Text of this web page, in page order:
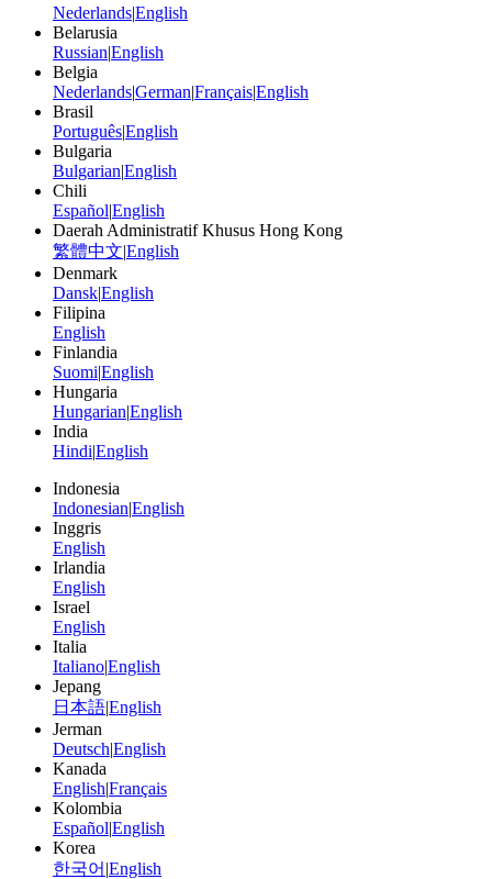
Nederlands|English
Belarusia
Russian|English
Belgia
Nederlands|German|Français|English
Brasil
Português|English
Bulgaria
Bulgarian|English
Chili
Español|English
Daerah Administratif Khusus Hong Kong
繁體中文|English
Denmark
Dansk|English
Filipina
English
Finlandia
Suomi|English
Hungaria
Hungarian|English
India
Hindi|English
Indonesia
Indonesian|English
Inggris
English
Irlandia
English
Israel
English
Italia
Italiano|English
Jepang
日本語|English
Jerman
Deutsch|English
Kanada
English|Français
Kolombia
Español|English
Korea
한국어 |English